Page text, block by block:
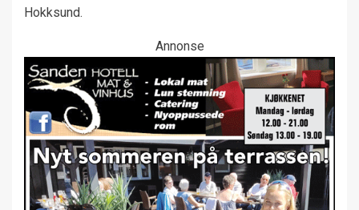
Hokksund.
Annonse